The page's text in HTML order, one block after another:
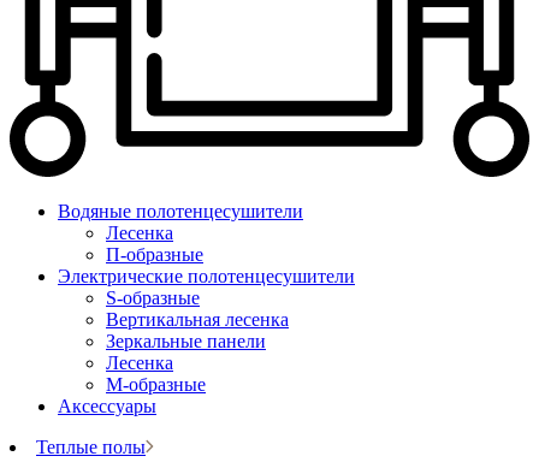
Водяные полотенцесушители
Лесенка
П-образные
Электрические полотенцесушители
S-образные
Вертикальная лесенка
Зеркальные панели
Лесенка
М-образные
Аксессуары
Теплые полы